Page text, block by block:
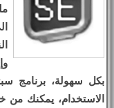
بكل سهولة، برنامج
الاستخدام، يمكنك من